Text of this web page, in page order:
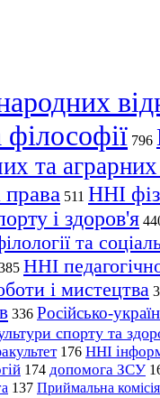
філософії 796
та
права 511 ННІ
і здоров'я
та
ННІ
і мистецтва
336 Російсько-
спорту та
176 ННІ
174 допомога ЗСУ
137 Приймальна